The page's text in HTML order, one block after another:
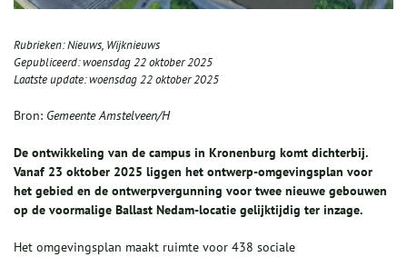
Rubrieken:Nieuws, Wijknieuws
Gepubliceerd:woensdag 22 oktober 2025
Laatste update:woensdag 22 oktober 2025
Bron: Gemeente Amstelveen/H
De ontwikkeling van de campus in Kronenburg komt dichterbij.
Vanaf 23 oktober 2025 liggen het ontwerp-omgevingsplan voor
het gebied en de ontwerpvergunning voor twee nieuwe gebouwen
op de voormalige Ballast Nedam-locatie gelijktijdig ter inzage.
Het omgevingsplan maakt ruimte voor 438 sociale